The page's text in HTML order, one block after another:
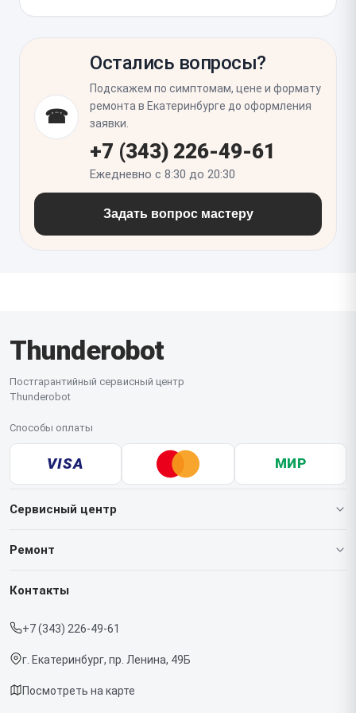
подсветки и состояние аккумулятора, если он
самопроизвольных нажатий и сенсор не уходит в
сторону при нагрузке на корпус. Также полезно
проверить работу тачпада в BIOS и в
операционной системе, чтобы исключить
программные ограничения и подтвердить
стабильность нового модуля.
☎
Остались вопросы?
Подскажем по симптомам, цене и формату
ремонта в Екатеринбурге до оформления
заявки.
+7 (343) 226-49-61
Ежедневно с 8:30 до 20:30
Задать вопрос мастеру
Thunderobot
Постгарантийный сервисный центр
Thunderobot
Способы оплаты
VISA МИР
Сервисный центр
О нашем сервисе
Срочный ремонт
Доставка и способы оплаты
Диагностика
Ремонт
Ноутбуков
Контакты
+7 (343) 226-49-61
г. Екатеринбург, пр. Ленина, 49Б
Посмотреть на карте